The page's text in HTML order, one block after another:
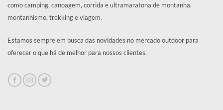
como camping, canoagem, corrida e ultramaratona de montanha,
montanhismo, trekking e viagem.
Estamos sempre em busca das novidades no mercado outdoor para
oferecer o que há de melhor para nossos clientes.